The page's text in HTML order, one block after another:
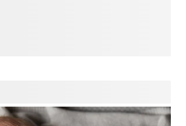
Zitat hinzu, und Sie zaubern ihm ein